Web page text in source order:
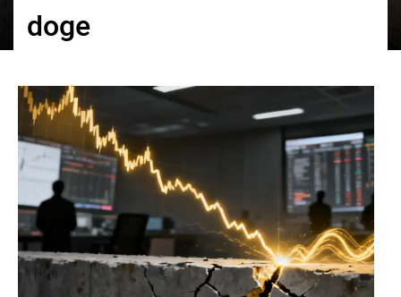
ქართული
vietnamese
doge